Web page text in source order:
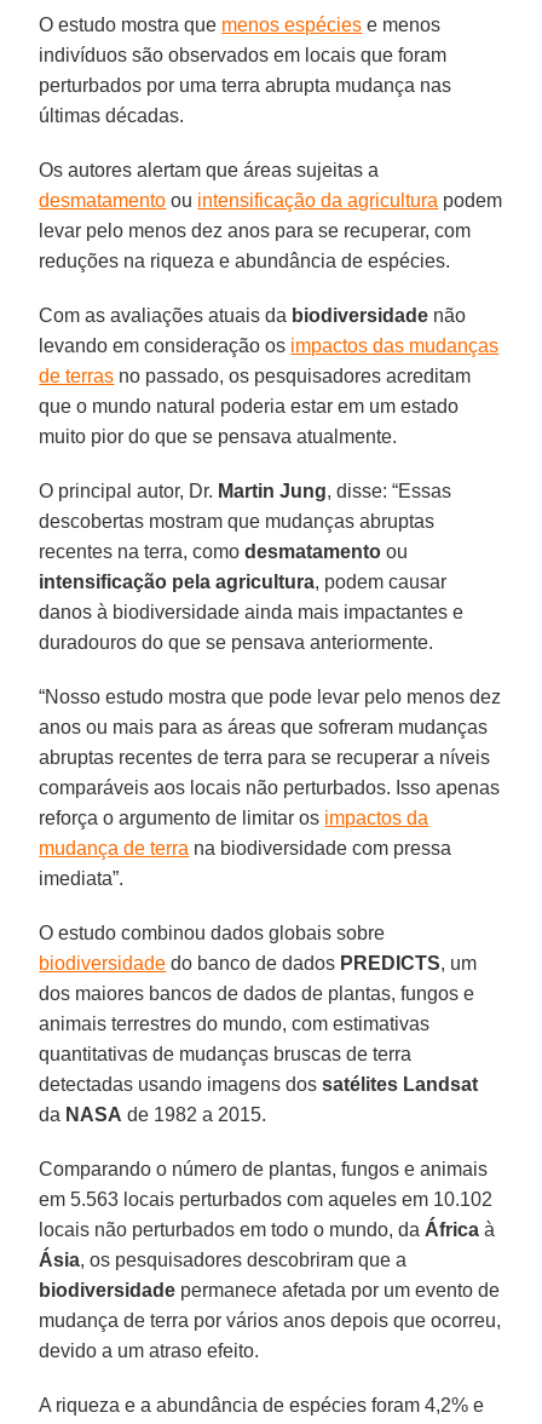
O estudo mostra que menos espécies e menos
indivíduos são observados em locais que foram
perturbados por uma terra abrupta mudança nas
últimas décadas.
Os autores alertam que áreas sujeitas a
desmatamento ou intensificação da agricultura podem
levar pelo menos dez anos para se recuperar, com
reduções na riqueza e abundância de espécies.
Com as avaliações atuais da biodiversidade não
levando em consideração os impactos das mudanças
de terras no passado, os pesquisadores acreditam
que o mundo natural poderia estar em um estado
muito pior do que se pensava atualmente.
O principal autor, Dr. Martin Jung, disse: “Essas
descobertas mostram que mudanças abruptas
recentes na terra, comodesmatamento ou
intensificação pela agricultura, podem causar
danos à biodiversidade ainda mais impactantes e
duradouros do que se pensava anteriormente.
“Nosso estudo mostra que pode levar pelo menos dez
anos ou mais para as áreas que sofreram mudanças
abruptas recentes de terra para se recuperar a níveis
comparáveis aos locais não perturbados. Isso apenas
reforça o argumento de limitar os impactos da
mudança de terra na biodiversidade com pressa
imediata”.
O estudo combinou dados globais sobre
biodiversidade do banco de dados PREDICTS, um
dos maiores bancos de dados de plantas, fungos e
animais terrestres do mundo, com estimativas
quantitativas de mudanças bruscas de terra
detectadas usando imagens dossatélites Landsat
da NASA de 1982 a 2015.
Comparando o número de plantas, fungos e animais
em 5.563 locais perturbados com aqueles em 10.102
locais não perturbados em todo o mundo, da África à
Ásia, os pesquisadores descobriram que a
biodiversidade permanece afetada por um evento de
mudança de terra por vários anos depois que ocorreu,
devido a um atraso efeito.
A riqueza e a abundância de espécies foram 4,2% e